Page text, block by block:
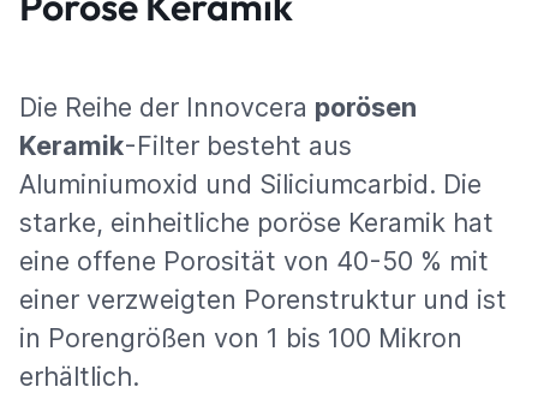
Die Reihe der Innovcera porösen
Keramik-Filter besteht aus
Aluminiumoxid und Siliciumcarbid. Die
starke, einheitliche poröse Keramik hat
eine offene Porosität von 40-50 % mit
einer verzweigten Porenstruktur und ist
in Porengrößen von 1 bis 100 Mikron
erhältlich.